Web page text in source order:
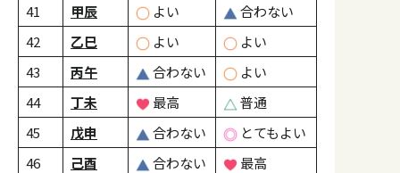
41
甲辰 よい
合わない
42
乙巳 よい
よい
43
丙午 合わない
よい
44
丁未 最高
普通
45
戊申 合わない
とてもよい
46
己酉 合わない
最高